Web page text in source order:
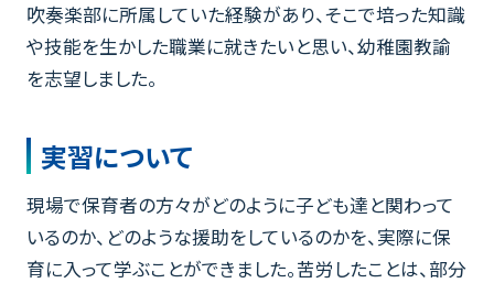
吹奏楽部に所属していた経験があり、そこで培った知識
や技能を生かした職業に就きたいと思い、幼稚園教諭
を志望しました。
実習について
現場で保育者の方々がどのように子ども達と関わって
いるのか、どのような援助をしているのかを、実際に保
育に入って学ぶことができました。苦労したことは、部分